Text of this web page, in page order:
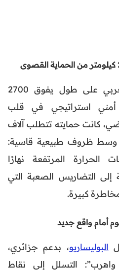
يمتد الجدار الرملي المغربي على طول يفوق 2700
أمني استراتيجي في قلب
كانت حمايته تتطلب آلاف
وسط ظروف طبيعية قاسية:
الحرارة المرتفعة نهارًا
إلى التضاريس الصعبة التي
كبيرة.
أمام واقع جديد
البوليساريو، بدعم جزائري،
التسلل إلى نقاط